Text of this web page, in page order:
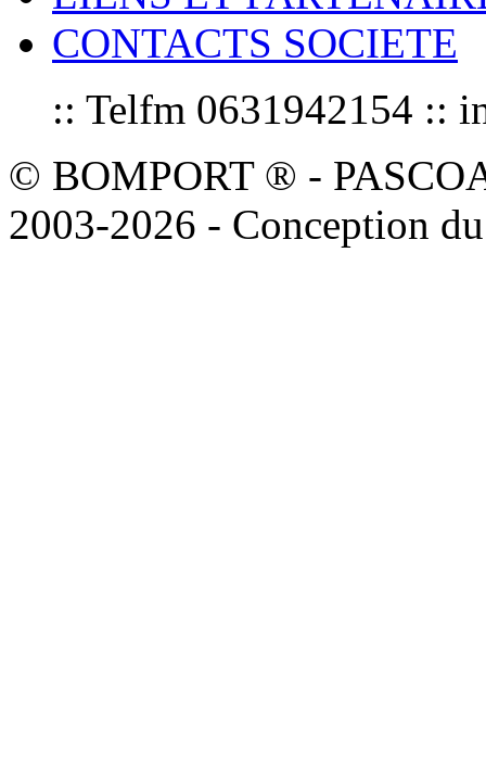
CONTACTS SOCIETE
:: Telfm 0631942154 ::
© BOMPORT ® -
2003-2026 - Conception